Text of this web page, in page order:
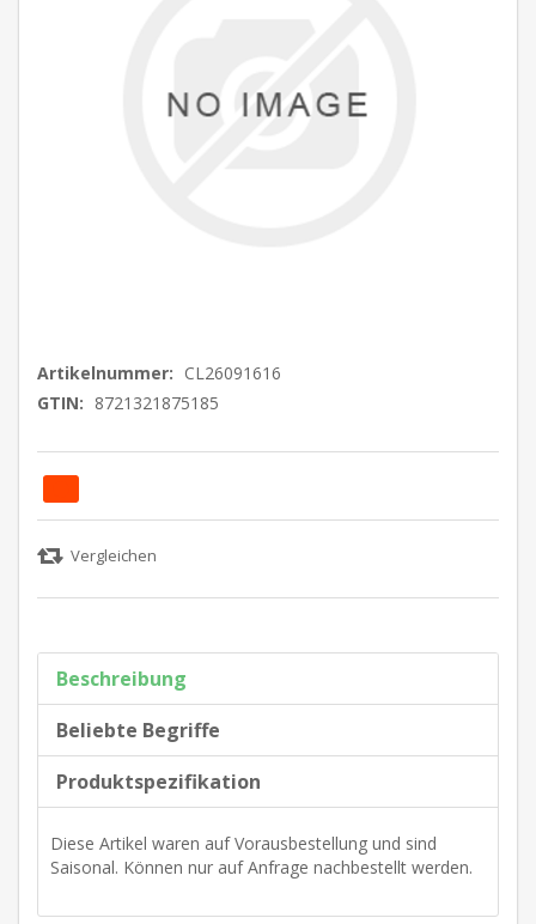
Artikelnummer: CL26091616
GTIN: 8721321875185
Beschreibung
Beliebte Begriffe
Produktspezifikation
Diese Artikel waren auf Vorausbestellung und sind
Saisonal. Können nur auf Anfrage nachbestellt werden.